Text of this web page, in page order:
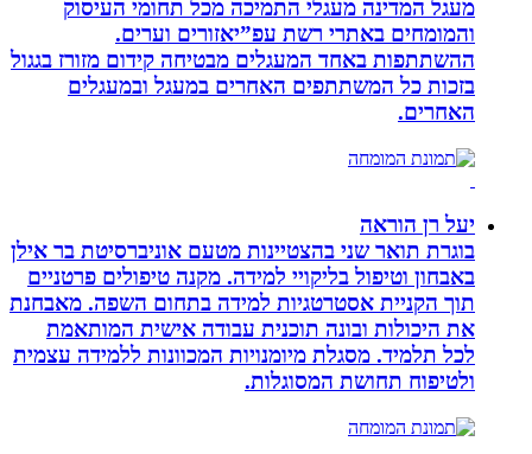
מעגל המדינה מעגלי התמיכה מכל תחומי העיסוק
והמומחים באתרי רשת עפ”יאזורים וערים.
ההשתתפות באחד המעגלים מבטיחה קידום מזורז בגגול
בזכות כל המשתתפים האחרים במעגל ובמעגלים
האחרים.
יעל רן הוראה
בוגרת תואר שני בהצטיינות מטעם אוניברסיטת בר אילן
באבחון וטיפול בליקויי למידה. מקנה טיפולים פרטניים
תוך הקניית אסטרטגיות למידה בתחום השפה. מאבחנת
את היכולות ובונה תוכנית עבודה אישית המותאמת
לכל תלמיד. מסגלת מיומנויות המכוונות ללמידה עצמית
ולטיפוח תחושת המסוגלות.